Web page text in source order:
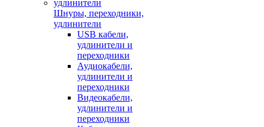
Шнуры, переходники,
удлинители
USB кабели,
удлинители и
переходники
Аудиокабели,
удлинители и
переходники
Видеокабели,
удлинители и
переходники